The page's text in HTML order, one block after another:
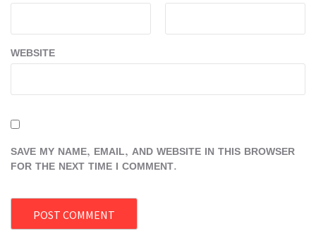
WEBSITE
SAVE MY NAME, EMAIL, AND WEBSITE IN THIS BROWSER
FOR THE NEXT TIME I COMMENT.